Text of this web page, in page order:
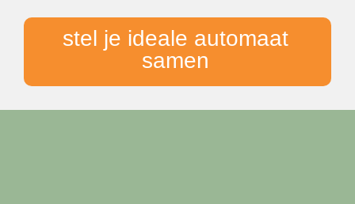
stel je ideale automaat
samen